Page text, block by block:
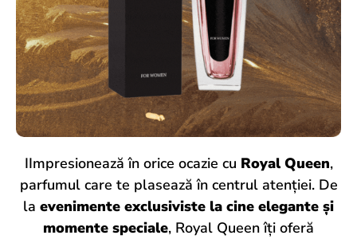
IImpresionează în orice ocazie cu Royal Queen,
parfumul care te plasează în centrul atenției. De
la evenimente exclusiviste la cine elegante și
momente speciale, Royal Queen îți oferă